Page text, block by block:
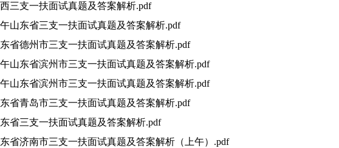
三支一扶面试真题及答案解析.pdf
山东省三支一扶面试真题及答案解析.pdf
省德州市三支一扶面试真题及答案解析.pdf
山东省滨州市三支一扶面试真题及答案解析.pdf
山东省滨州市三支一扶面试真题及答案解析.pdf
省青岛市三支一扶面试真题及答案解析.pdf
省三支一扶面试真题及答案解析.pdf
省济南市三支一扶面试真题及答案解析（上午）.pdf